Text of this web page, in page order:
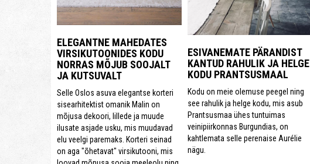
ELEGANTNE MAHEDATES
VIRSIKUTOONIDES KODU
NORRAS MÕJUB SOOJALT
JA KUTSUVALT
Selle Oslos asuva elegantse korteri
sisearhitektist omanik Malin on
mõjusa dekoori, lillede ja muude
ilusate asjade usku, mis muudavad
elu veelgi paremaks. Korteri seinad
on aga "õhetavat" virsikutooni, mis
ESIVANEMATE PÄRANDIST
KANTUD RAHULIK JA HELGE
KODU PRANTSUSMAAL
Kodu on meie olemuse peegel ning
see rahulik ja helge kodu, mis asub
Prantsusmaa ühes tuntuimas
veinipiirkonnas Burgundias, on
kahtlemata selle perenaise Aurélie
nägu.